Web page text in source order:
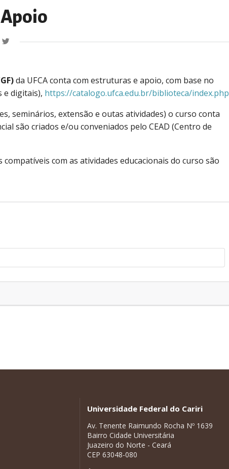
da UFCA conta com estruturas e apoio, com base no
e digitais), https://catalogo.ufca.edu.br/biblioteca/index.php
seminários, extensão e outas atividades) o curso conta
são criados e/ou conveniados pelo CEAD (Centro de
com as atividades educacionais do curso são
Universidade Federal do Cariri
Av. Tenente Raimundo Rocha Nº 1639
Bairro Cidade Universitária
Juazeiro do Norte - Ceará
CEP 63048-080